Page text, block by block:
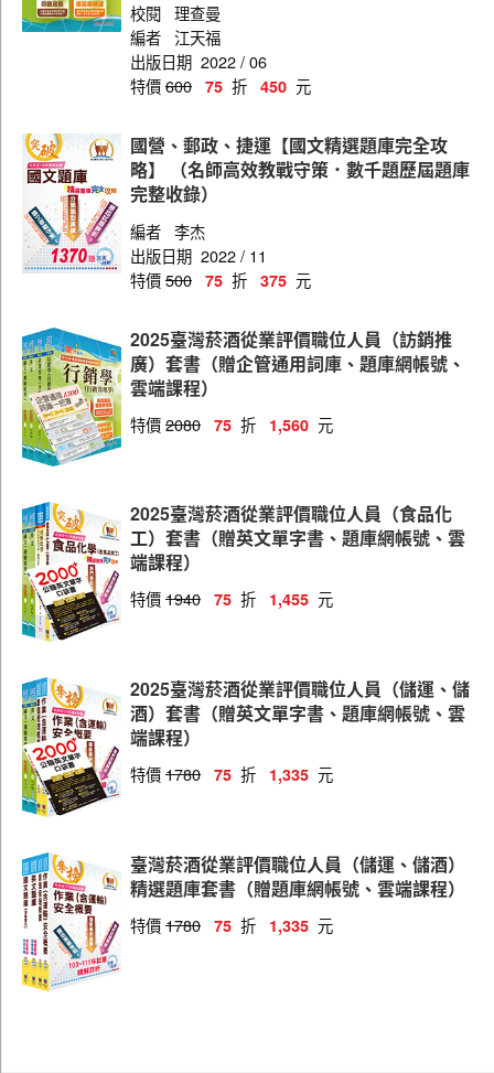
職員(電機)
職員(精密化學分析)
職員(農化)
職員(人力資源管理)
職員(系統開發)
職員(事務管理)
職員(機械工程)
職員(電子電機)
職員(化工)
職員(財務管理)
校閱 理查曼
編者 江天福
出版日期 2022 / 06
特價600 75 折 450 元
國營、郵政、捷運【國文精選題庫完全攻
略】 （名師高效教戰守策．數千題歷屆題庫
完整收錄）
編者 李杰
出版日期 2022 / 11
特價500 75 折 375 元
2025臺灣菸酒從業評價職位人員（訪銷推
廣）套書（贈企管通用詞庫、題庫網帳號、
雲端課程）
特價2080 75 折 1,560 元
2025臺灣菸酒從業評價職位人員（食品化
工）套書（贈英文單字書、題庫網帳號、雲
端課程）
特價1940 75 折 1,455 元
2025臺灣菸酒從業評價職位人員（儲運、儲
酒）套書（贈英文單字書、題庫網帳號、雲
端課程）
特價1780 75 折 1,335 元
臺灣菸酒從業評價職位人員（儲運、儲酒）
精選題庫套書（贈題庫網帳號、雲端課程）
特價1780 75 折 1,335 元